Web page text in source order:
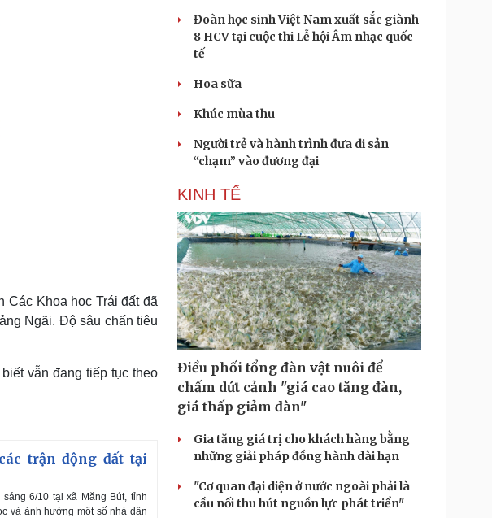
Các Khoa học Trái đất đã
Ngãi. Độ sâu chấn tiêu
vẫn đang tiếp tục theo
trận động đất tại
6/10 tại xã Măng Bút, tỉnh
và ảnh hưởng một số nhà dân
Đoàn học sinh Việt Nam xuất sắc giành
8 HCV tại cuộc thi Lễ hội Âm nhạc quốc
tế
Hoa sữa
Khúc mùa thu
Người trẻ và hành trình đưa di sản
“chạm” vào đương đại
KINH TẾ
Điều phối tổng đàn vật nuôi để
chấm dứt cảnh "giá cao tăng đàn,
giá thấp giảm đàn"
Gia tăng giá trị cho khách hàng bằng
những giải pháp đồng hành dài hạn
"Cơ quan đại diện ở nước ngoài phải là
cầu nối thu hút nguồn lực phát triển"